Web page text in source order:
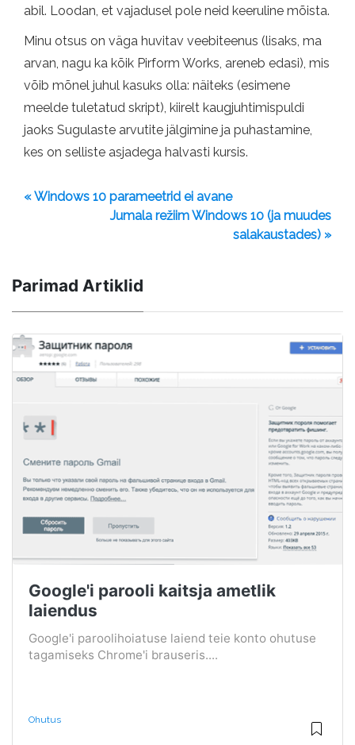
abil. Loodan, et vajadusel pole neid keeruline mõista.
Minu otsus on väga huvitav veebiteenus (lisaks, ma
arvan, nagu ka kõik Pirform Works, areneb edasi), mis
võib mõnel juhul kasuks olla: näiteks (esimene
meelde tuletatud skript), kiirelt kaugjuhtimispuldi
jaoks Sugulaste arvutite jälgimine ja puhastamine,
kes on selliste asjadega halvasti kursis.
« Windows 10 parameetrid ei avane
Jumala režiim Windows 10 (ja muudes
salakaustades) »
Parimad Artiklid
Google'i parooli kaitsja ametlik
laiendus
Google'i paroolihoiatuse laiend teie konto ohutuse
tagamiseks Chrome'i brauseris....
Ohutus